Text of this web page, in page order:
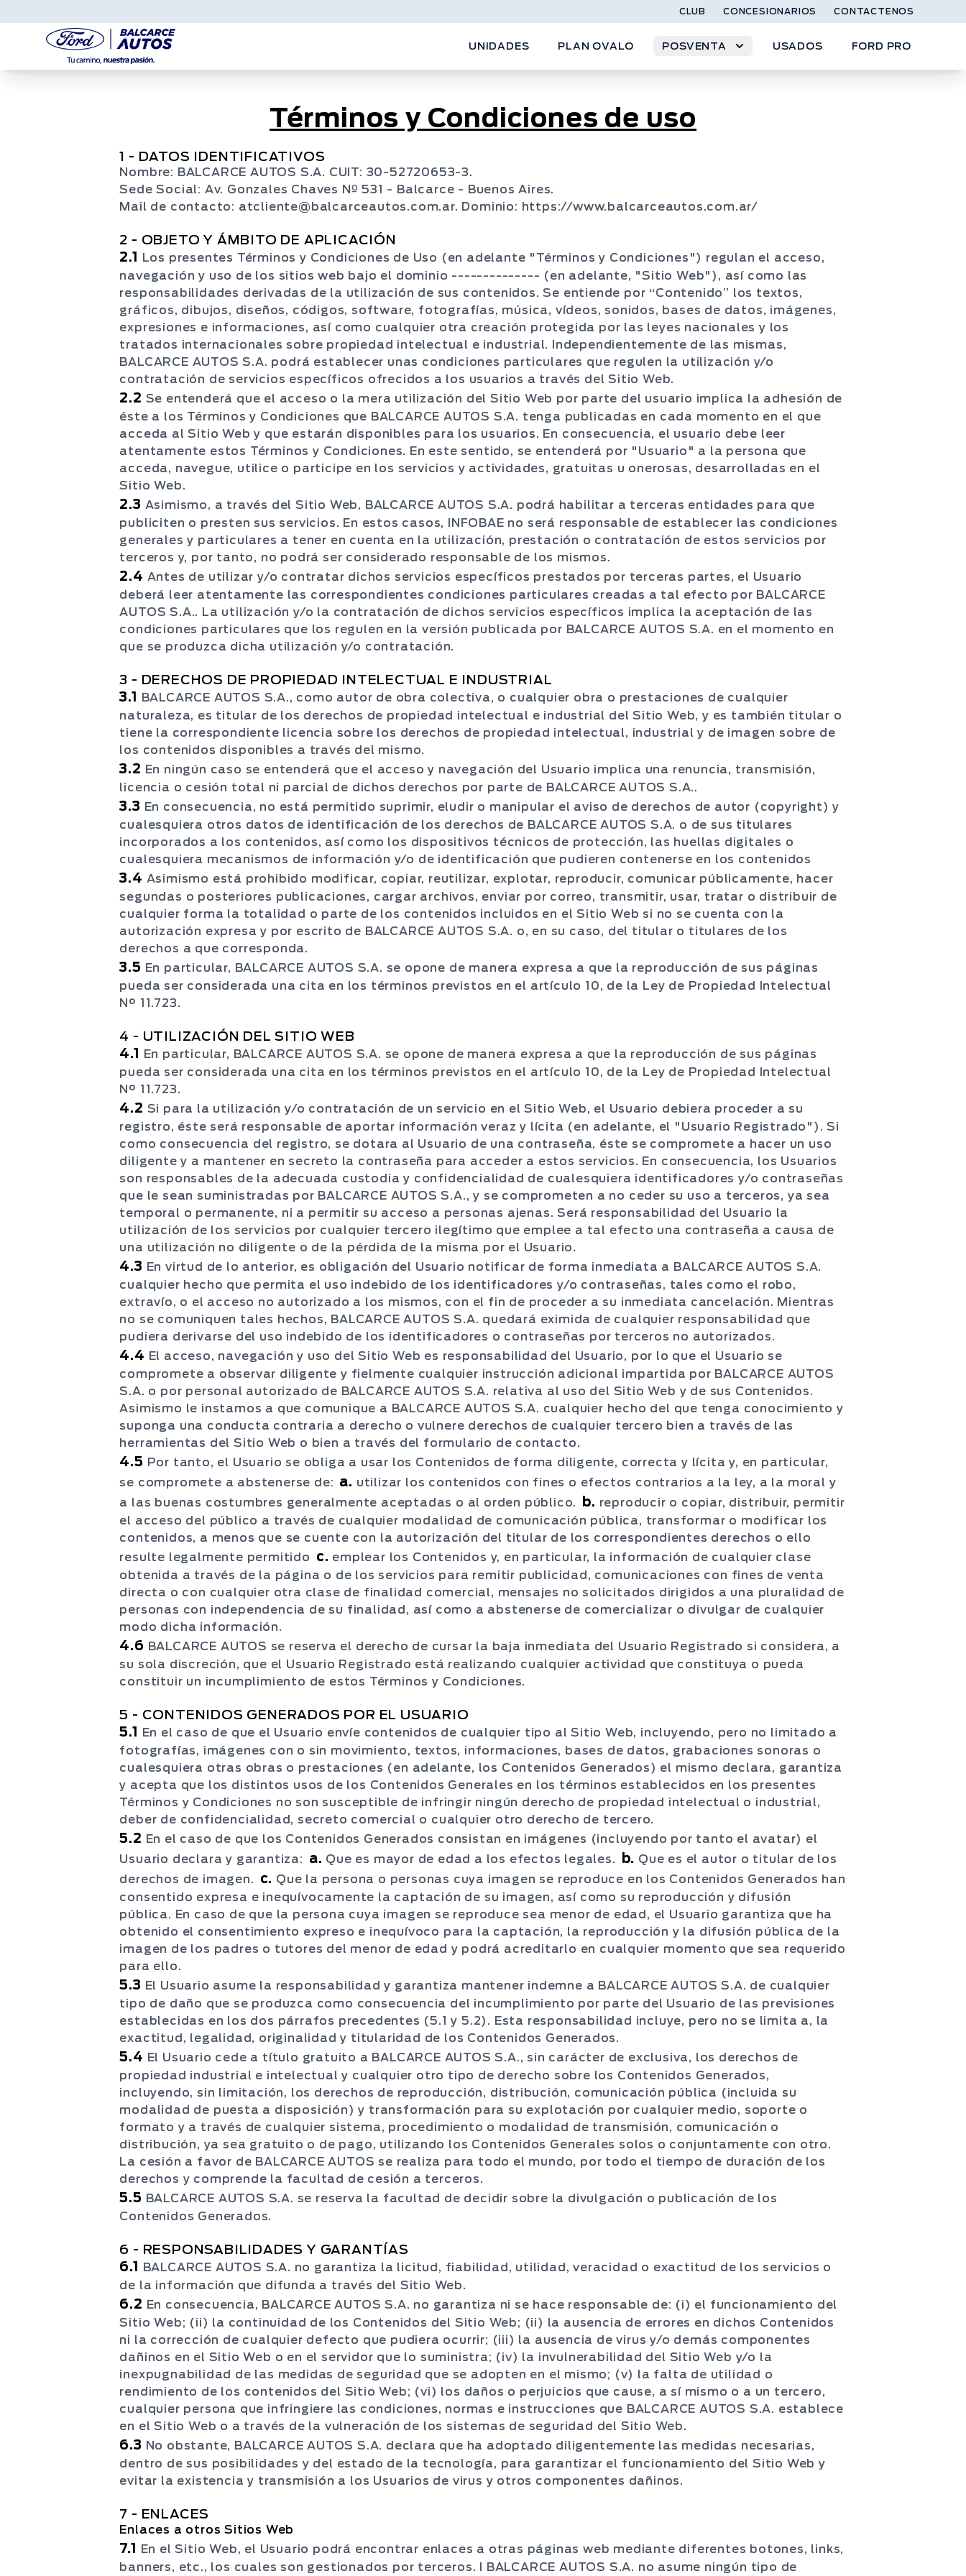
CLUB CONCESIONARIOS CONTACTENOS
UNIDADES PLAN OVALO POSVENTA USADOS FORD PRO
Términos y Condiciones de uso
1 - DATOS IDENTIFICATIVOS
Nombre: BALCARCE AUTOS S.A. CUIT: 30-52720653-3.
Sede Social: Av. Gonzales Chaves Nº 531 - Balcarce - Buenos Aires.
Mail de contacto: atcliente@balcarceautos.com.ar. Dominio: https://www.balcarceautos.com.ar/
2 - OBJETO Y ÁMBITO DE APLICACIÓN
2.1
Los presentes Términos y Condiciones de Uso (en adelante "Términos y Condiciones") regulan el acceso,
navegación y uso de los sitios web bajo el dominio -------------- (en adelante, "Sitio Web"), así como las
responsabilidades derivadas de la utilización de sus contenidos. Se entiende por “Contenido” los textos,
gráficos, dibujos, diseños, códigos, software, fotografías, música, vídeos, sonidos, bases de datos, imágenes,
expresiones e informaciones, así como cualquier otra creación protegida por las leyes nacionales y los
tratados internacionales sobre propiedad intelectual e industrial. Independientemente de las mismas,
BALCARCE AUTOS S.A. podrá establecer unas condiciones particulares que regulen la utilización y/o
contratación de servicios específicos ofrecidos a los usuarios a través del Sitio Web.
2.2 Se entenderá que el acceso o la mera utilización del Sitio Web por parte del usuario implica la adhesión de
éste a los Términos y Condiciones que BALCARCE AUTOS S.A. tenga publicadas en cada momento en el que
acceda al Sitio Web y que estarán disponibles para los usuarios. En consecuencia, el usuario debe leer
atentamente estos Términos y Condiciones. En este sentido, se entenderá por "Usuario" a la persona que
acceda, navegue, utilice o participe en los servicios y actividades, gratuitas u onerosas, desarrolladas en el
Sitio Web.
2.3 Asimismo, a través del Sitio Web, BALCARCE AUTOS S.A. podrá habilitar a terceras entidades para que
publiciten o presten sus servicios. En estos casos, INFOBAE no será responsable de establecer las condiciones
generales y particulares a tener en cuenta en la utilización, prestación o contratación de estos servicios por
terceros y, por tanto, no podrá ser considerado responsable de los mismos.
2.4 Antes de utilizar y/o contratar dichos servicios específicos prestados por terceras partes, el Usuario
deberá leer atentamente las correspondientes condiciones particulares creadas a tal efecto por BALCARCE
AUTOS S.A.. La utilización y/o la contratación de dichos servicios específicos implica la aceptación de las
condiciones particulares que los regulen en la versión publicada por BALCARCE AUTOS S.A. en el momento en
que se produzca dicha utilización y/o contratación.
3 - DERECHOS DE PROPIEDAD INTELECTUAL E INDUSTRIAL
3.1
BALCARCE AUTOS S.A., como autor de obra colectiva, o cualquier obra o prestaciones de cualquier
naturaleza, es titular de los derechos de propiedad intelectual e industrial del Sitio Web, y es también titular o
tiene la correspondiente licencia sobre los derechos de propiedad intelectual, industrial y de imagen sobre de
los contenidos disponibles a través del mismo.
3.2 En ningún caso se entenderá que el acceso y navegación del Usuario implica una renuncia, transmisión,
licencia o cesión total ni parcial de dichos derechos por parte de BALCARCE AUTOS S.A..
3.3 En consecuencia, no está permitido suprimir, eludir o manipular el aviso de derechos de autor (copyright) y
cualesquiera otros datos de identificación de los derechos de BALCARCE AUTOS S.A. o de sus titulares
incorporados a los contenidos, así como los dispositivos técnicos de protección, las huellas digitales o
cualesquiera mecanismos de información y/o de identificación que pudieren contenerse en los contenidos
3.4 Asimismo está prohibido modificar, copiar, reutilizar, explotar, reproducir, comunicar públicamente, hacer
segundas o posteriores publicaciones, cargar archivos, enviar por correo, transmitir, usar, tratar o distribuir de
cualquier forma la totalidad o parte de los contenidos incluidos en el Sitio Web si no se cuenta con la
autorización expresa y por escrito de BALCARCE AUTOS S.A. o, en su caso, del titular o titulares de los
derechos a que corresponda.
3.5 En particular, BALCARCE AUTOS S.A. se opone de manera expresa a que la reproducción de sus páginas
pueda ser considerada una cita en los términos previstos en el artículo 10, de la Ley de Propiedad Intelectual
N° 11.723.
4 - UTILIZACIÓN DEL SITIO WEB
4.1
En particular, BALCARCE AUTOS S.A. se opone de manera expresa a que la reproducción de sus páginas
pueda ser considerada una cita en los términos previstos en el artículo 10, de la Ley de Propiedad Intelectual
N° 11.723.
4.2 Si para la utilización y/o contratación de un servicio en el Sitio Web, el Usuario debiera proceder a su
registro, éste será responsable de aportar información veraz y lícita (en adelante, el "Usuario Registrado"). Si
como consecuencia del registro, se dotara al Usuario de una contraseña, éste se compromete a hacer un uso
diligente y a mantener en secreto la contraseña para acceder a estos servicios. En consecuencia, los Usuarios
son responsables de la adecuada custodia y confidencialidad de cualesquiera identificadores y/o contraseñas
que le sean suministradas por BALCARCE AUTOS S.A., y se comprometen a no ceder su uso a terceros, ya sea
temporal o permanente, ni a permitir su acceso a personas ajenas. Será responsabilidad del Usuario la
utilización de los servicios por cualquier tercero ilegítimo que emplee a tal efecto una contraseña a causa de
una utilización no diligente o de la pérdida de la misma por el Usuario.
4.3 En virtud de lo anterior, es obligación del Usuario notificar de forma inmediata a BALCARCE AUTOS S.A.
cualquier hecho que permita el uso indebido de los identificadores y/o contraseñas, tales como el robo,
extravío, o el acceso no autorizado a los mismos, con el fin de proceder a su inmediata cancelación. Mientras
no se comuniquen tales hechos, BALCARCE AUTOS S.A. quedará eximida de cualquier responsabilidad que
pudiera derivarse del uso indebido de los identificadores o contraseñas por terceros no autorizados.
4.4 El acceso, navegación y uso del Sitio Web es responsabilidad del Usuario, por lo que el Usuario se
compromete a observar diligente y fielmente cualquier instrucción adicional impartida por BALCARCE AUTOS
S.A. o por personal autorizado de BALCARCE AUTOS S.A. relativa al uso del Sitio Web y de sus Contenidos.
Asimismo le instamos a que comunique a BALCARCE AUTOS S.A. cualquier hecho del que tenga conocimiento y
suponga una conducta contraria a derecho o vulnere derechos de cualquier tercero bien a través de las
herramientas del Sitio Web o bien a través del formulario de contacto.
4.5 Por tanto, el Usuario se obliga a usar los Contenidos de forma diligente, correcta y lícita y, en particular,
se compromete a abstenerse de: a. utilizar los contenidos con fines o efectos contrarios a la ley, a la moral y
a las buenas costumbres generalmente aceptadas o al orden público.
b. reproducir o copiar, distribuir, permitir
el acceso del público a través de cualquier modalidad de comunicación pública, transformar o modificar los
contenidos, a menos que se cuente con la autorización del titular de los correspondientes derechos o ello
resulte legalmente permitido c. emplear los Contenidos y, en particular, la información de cualquier clase
obtenida a través de la página o de los servicios para remitir publicidad, comunicaciones con fines de venta
directa o con cualquier otra clase de finalidad comercial, mensajes no solicitados dirigidos a una pluralidad de
personas con independencia de su finalidad, así como a abstenerse de comercializar o divulgar de cualquier
modo dicha información.
4.6 BALCARCE AUTOS se reserva el derecho de cursar la baja inmediata del Usuario Registrado si considera, a
su sola discreción, que el Usuario Registrado está realizando cualquier actividad que constituya o pueda
constituir un incumplimiento de estos Términos y Condiciones.
5 - CONTENIDOS GENERADOS POR EL USUARIO
5.1
En el caso de que el Usuario envíe contenidos de cualquier tipo al Sitio Web, incluyendo, pero no limitado a
fotografías, imágenes con o sin movimiento, textos, informaciones, bases de datos, grabaciones sonoras o
cualesquiera otras obras o prestaciones (en adelante, los Contenidos Generados) el mismo declara, garantiza
y acepta que los distintos usos de los Contenidos Generales en los términos establecidos en los presentes
Términos y Condiciones no son susceptible de infringir ningún derecho de propiedad intelectual o industrial,
deber de confidencialidad, secreto comercial o cualquier otro derecho de tercero.
5.2 En el caso de que los Contenidos Generados consistan en imágenes (incluyendo por tanto el avatar) el
Usuario declara y garantiza: a. Que es mayor de edad a los efectos legales. b. Que es el autor o titular de los
derechos de imagen. c. Que la persona o personas cuya imagen se reproduce en los Contenidos Generados han
consentido expresa e inequívocamente la captación de su imagen, así como su reproducción y difusión
pública. En caso de que la persona cuya imagen se reproduce sea menor de edad, el Usuario garantiza que ha
obtenido el consentimiento expreso e inequívoco para la captación, la reproducción y la difusión pública de la
imagen de los padres o tutores del menor de edad y podrá acreditarlo en cualquier momento que sea requerido
para ello.
5.3 El Usuario asume la responsabilidad y garantiza mantener indemne a BALCARCE AUTOS S.A. de cualquier
tipo de daño que se produzca como consecuencia del incumplimiento por parte del Usuario de las previsiones
establecidas en los dos párrafos precedentes (5.1 y 5.2). Esta responsabilidad incluye, pero no se limita a, la
exactitud, legalidad, originalidad y titularidad de los Contenidos Generados.
5.4 El Usuario cede a título gratuito a BALCARCE AUTOS S.A., sin carácter de exclusiva, los derechos de
propiedad industrial e intelectual y cualquier otro tipo de derecho sobre los Contenidos Generados,
incluyendo, sin limitación, los derechos de reproducción, distribución, comunicación pública (incluida su
modalidad de puesta a disposición) y transformación para su explotación por cualquier medio, soporte o
formato y a través de cualquier sistema, procedimiento o modalidad de transmisión, comunicación o
distribución, ya sea gratuito o de pago, utilizando los Contenidos Generales solos o conjuntamente con otro.
La cesión a favor de BALCARCE AUTOS se realiza para todo el mundo, por todo el tiempo de duración de los
derechos y comprende la facultad de cesión a terceros.
5.5 BALCARCE AUTOS S.A. se reserva la facultad de decidir sobre la divulgación o publicación de los
Contenidos Generados.
6 - RESPONSABILIDADES Y GARANTÍAS
6.1
BALCARCE AUTOS S.A. no garantiza la licitud, fiabilidad, utilidad, veracidad o exactitud de los servicios o
de la información que difunda a través del Sitio Web.
6.2 En consecuencia, BALCARCE AUTOS S.A. no garantiza ni se hace responsable de: (i) el funcionamiento del
Sitio Web; (ii) la continuidad de los Contenidos del Sitio Web; (ii) la ausencia de errores en dichos Contenidos
ni la corrección de cualquier defecto que pudiera ocurrir; (iii) la ausencia de virus y/o demás componentes
dañinos en el Sitio Web o en el servidor que lo suministra; (iv) la invulnerabilidad del Sitio Web y/o la
inexpugnabilidad de las medidas de seguridad que se adopten en el mismo; (v) la falta de utilidad o
rendimiento de los contenidos del Sitio Web; (vi) los daños o perjuicios que cause, a sí mismo o a un tercero,
cualquier persona que infringiere las condiciones, normas e instrucciones que BALCARCE AUTOS S.A. establece
en el Sitio Web o a través de la vulneración de los sistemas de seguridad del Sitio Web.
6.3 No obstante, BALCARCE AUTOS S.A. declara que ha adoptado diligentemente las medidas necesarias,
dentro de sus posibilidades y del estado de la tecnología, para garantizar el funcionamiento del Sitio Web y
evitar la existencia y transmisión a los Usuarios de virus y otros componentes dañinos.
7 - ENLACES
Enlaces a otros Sitios Web
7.1
En el Sitio Web, el Usuario podrá encontrar enlaces a otras páginas web mediante diferentes botones, links,
banners, etc., los cuales son gestionados por terceros. I BALCARCE AUTOS S.A. no asume ningún tipo de